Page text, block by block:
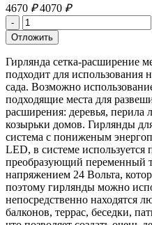
4670 ₽ 4070 ₽
Гирлянда сетка-расширение
подходит для использования
сада. Возможно
подходящие места для
расширения: деревья, перила
козырьки домов. Гирлянды
система с пониженым
LED, в системе
преобразующий переменный
напряжением 24 Вольта,
поэтому гирлянды можно
непосредственно находятся
балконов, террас, беседки,